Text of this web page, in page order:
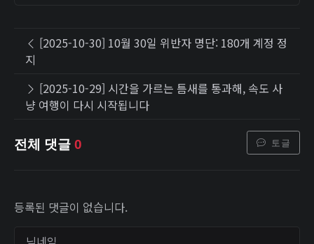
[2025-10-30] 10월 30일 위반자 명단: 180개 계정 정
지
[2025-10-29] 시간을 가르는 틈새를 통과해, 속도 사
냥 여행이 다시 시작됩니다
전체 댓글 0 토글
등록된 댓글이 없습니다.
닉네임